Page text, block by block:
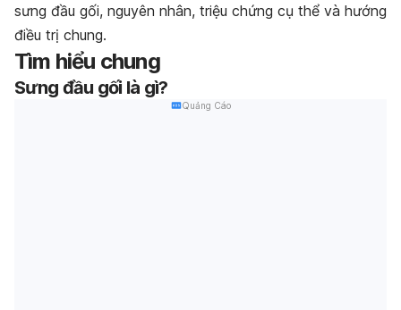
sưng đầu gối, nguyên nhân, triệu chứng cụ thể và hướng
điều trị chung.
Tìm hiểu chung
Sưng đầu gối là gì?
Quảng Cáo